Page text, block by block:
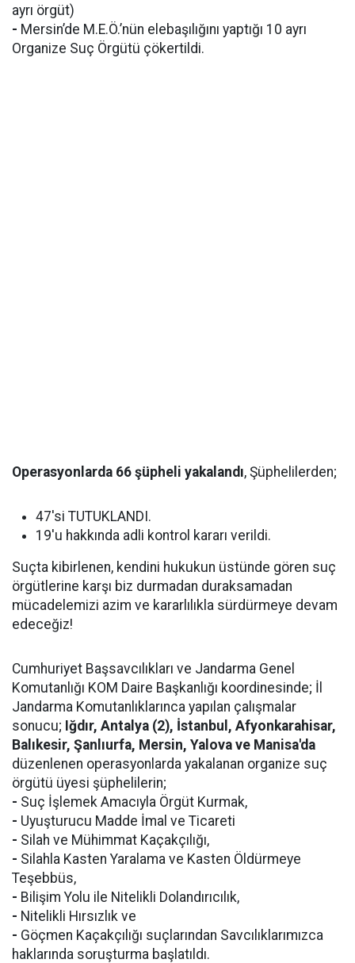
ayrı örgüt)
- Mersin’de M.E.Ö.’nün elebaşılığını yaptığı 10 ayrı
Organize Suç Örgütü çökertildi.
Operasyonlarda 66 şüpheli yakalandı, Şüphelilerden;
47'si TUTUKLANDI.
19'u hakkında adli kontrol kararı verildi.
Suçta kibirlenen, kendini hukukun üstünde gören suç
örgütlerine karşı biz durmadan duraksamadan
mücadelemizi azim ve kararlılıkla sürdürmeye devam
edeceğiz!
Cumhuriyet Başsavcılıkları ve Jandarma Genel
Komutanlığı KOM Daire Başkanlığı koordinesinde; İl
Jandarma Komutanlıklarınca yapılan çalışmalar
sonucu; Iğdır, Antalya (2), İstanbul, Afyonkarahisar,
Balıkesir, Şanlıurfa, Mersin, Yalova ve Manisa'da
düzenlenen operasyonlarda yakalanan organize suç
örgütü üyesi şüphelilerin;
- Suç İşlemek Amacıyla Örgüt Kurmak,
- Uyuşturucu Madde İmal ve Ticareti
- Silah ve Mühimmat Kaçakçılığı,
- Silahla Kasten Yaralama ve Kasten Öldürmeye
Teşebbüs,
- Bilişim Yolu ile Nitelikli Dolandırıcılık,
- Nitelikli Hırsızlık ve
- Göçmen Kaçakçılığı suçlarından Savcılıklarımızca
haklarında soruşturma başlatıldı.